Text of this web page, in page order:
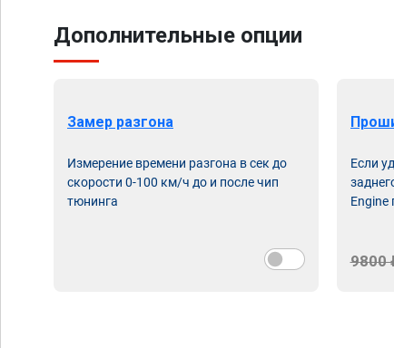
Дополнительные опции
Замер разгона
Измерение времени разгона в сек до
скорости 0-100 км/ч до и после чип
тюнинга
Если
Engine
9800